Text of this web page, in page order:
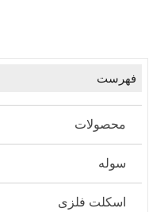
فهرست
محصولات
سوله
اسکلت فلزی